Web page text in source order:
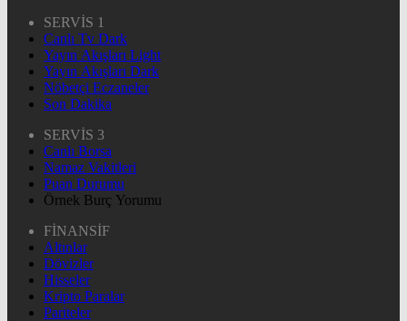
SERVİS 1
Canlı Tv Dark
Yayın Akışları Light
Yayın Akışları Dark
Nöbetçi Eczaneler
Son Dakika
SERVİS 3
Canlı Borsa
Namaz Vakitleri
Puan Durumu
Örnek Burç Yorumu
FİNANSİF
Altınlar
Dövizler
Hisseler
Kripto Paralar
Pariteler